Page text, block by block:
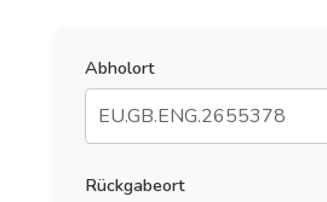
Abholort
Rückgabeort